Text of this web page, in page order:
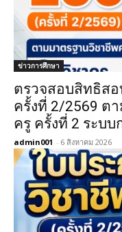
ข่าวการศึกษา
ตรวจสอบสิทธิส
ครั้งที่ 2/2569 ต
ครู ครั้งที่ 2 ระบบ
admin001 - 6 สิงหาคม 2026